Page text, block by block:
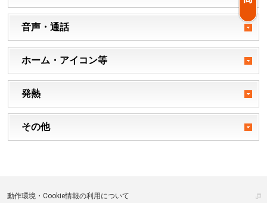
音声・通話
ホーム・アイコン等
発熱
その他
動作環境・Cookie情報の利用について